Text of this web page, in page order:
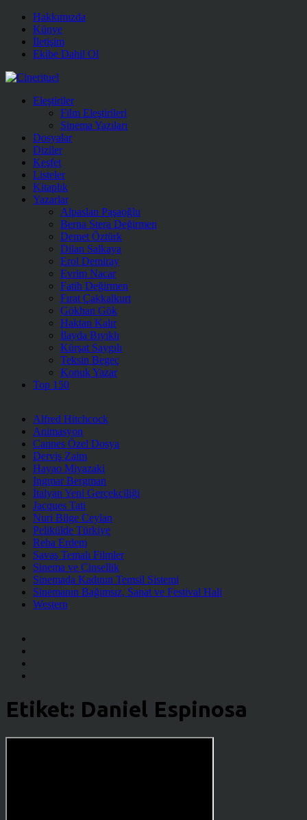
Hakkımızda
Künye
İletişim
Ekibe Dahil Ol
Eleştiriler
Film Eleştirileri
Sinema Yazıları
Dosyalar
Diziler
Keşfet
Listeler
Kitaplık
Yazarlar
Alpaslan Paşaoğlu
Berna Stera Değirmen
Demet Öztürk
Dilan Salkaya
Erol Demiray
Evrim Nacar
Fatih Değirmen
Fırat Çakkalkurt
Gökhan Gök
Haktan Kalır
İlayda Bıyıklı
Kürşat Saygılı
Teksin Begeç
Konuk Yazar
Top 150
Alfred Hitchcock
Animasyon
Cannes Özel Dosya
Derviş Zaim
Hayao Miyazaki
Ingmar Bergman
İtalyan Yeni Gerçekçiliği
Jacques Tati
Nuri Bilge Ceylan
Pelikülde Türkiye
Reha Erdem
Savaş Temalı Filmler
Sinema ve Cinsellik
Sinemada Kadının Temsil Sistemi
Sinemanın Bağımsız, Sanat ve Festival Hali
Western
Etiket: Daniel Espinosa